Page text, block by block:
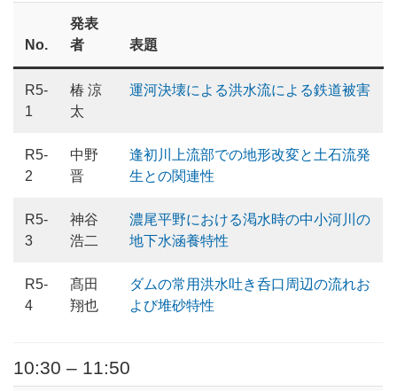
No.
発表
者
表題
R5-
1
椿 涼
太
運河決壊による洪水流による鉄道被害
R5-
2
中野
晋
逢初川上流部での地形改変と土石流発
生との関連性
R5-
3
神谷
浩二
濃尾平野における渇水時の中小河川の
地下水涵養特性
R5-
4
髙田
翔也
ダムの常用洪水吐き呑口周辺の流れお
よび堆砂特性
10:30 – 11:50